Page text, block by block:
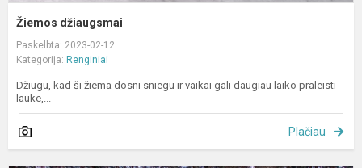
Žiemos džiaugsmai
Paskelbta: 2023-02-12
Kategorija: Renginiai
Džiugu, kad ši žiema dosni sniegu ir vaikai gali daugiau laiko praleisti
lauke,...
Plačiau